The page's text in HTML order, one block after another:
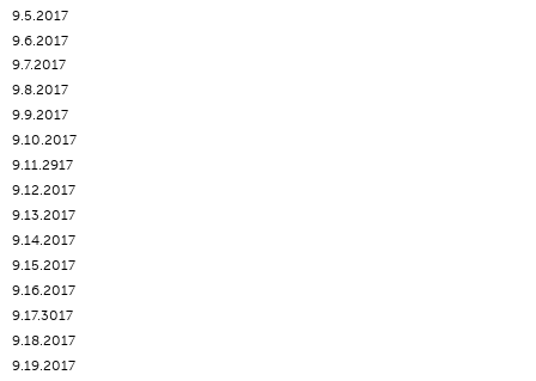
9.5.2017
9.6.2017
9.7.2017
9.8.2017
9.9.2017
9.10.2017
9.11.2917
9.12.2017
9.13.2017
9.14.2017
9.15.2017
9.16.2017
9.17.3017
9.18.2017
9.19.2017